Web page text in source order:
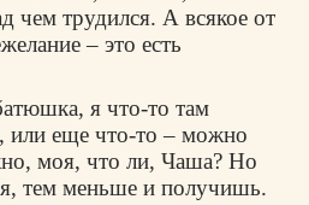
чем трудился. А всякое от
– это есть
я что-то там
или еще что-то – можно
моя, что ли, Чаша? Но
тем меньше и получишь.